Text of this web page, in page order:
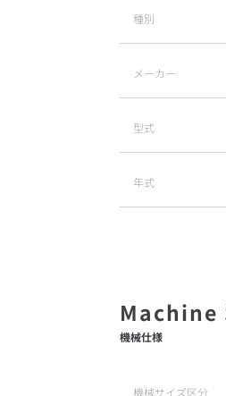
種別
メーカー
型式
年式
機械仕様
機械サイズ区分